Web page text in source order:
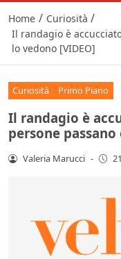
Home / Curiosità /
Il randagio è
lo vedono [VIDEO]
Curiosità Primo Piano
Il randagio è
persone
Valeria Marucci -